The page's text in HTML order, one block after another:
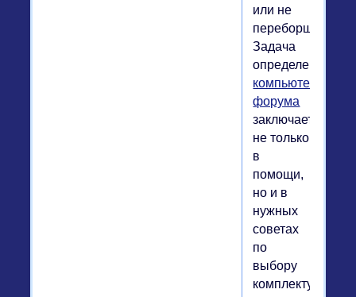
или не
переборщить..
Задача
определенного
компьютерного
форума
заключается
не только
в
помощи,
но и в
нужных
советах
по
выбору
комплектующих